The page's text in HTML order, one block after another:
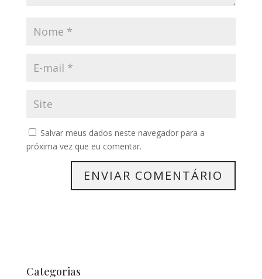
Salvar meus dados neste navegador para a
próxima vez que eu comentar.
Categorias